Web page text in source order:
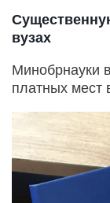
вузах
Минобрнауки
платных мест